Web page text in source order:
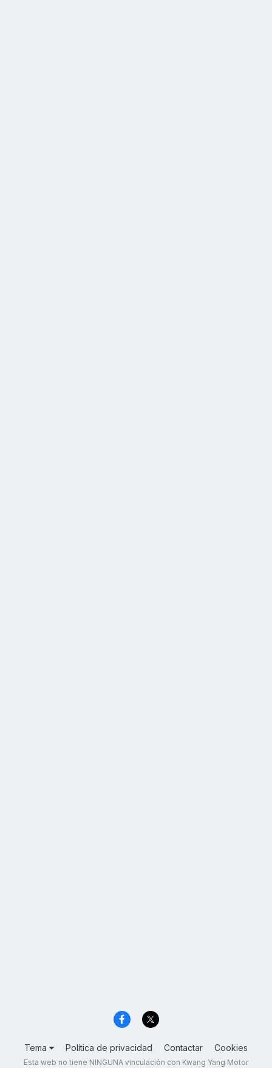
Tema Política de privacidad Contactar Cookies
Esta web no tiene NINGUNA vinculación con Kwang Yang Motor